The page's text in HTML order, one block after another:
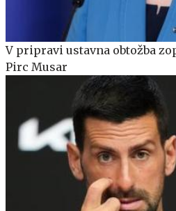
V pripravi ustavna obtožba
Pirc Musar